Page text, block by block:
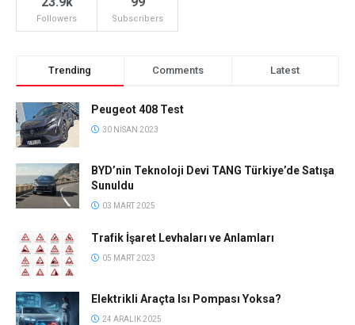
Followers Subscribers
Trending Comments Latest
Peugeot 408 Test
30 NISAN 2023
BYD’nin Teknoloji Devi TANG Türkiye’de Satışa
Sunuldu
03 MART 2025
Trafik İşaret Levhaları ve Anlamları
05 MART 2023
Elektrikli Araçta Isı Pompası Yoksa?
24 ARALIK 2025